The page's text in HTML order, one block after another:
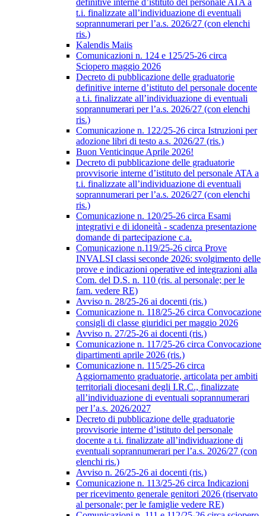
definitive interne d’istituto del personale ATA a
t.i. finalizzate all’individuazione di eventuali
soprannumerari per l’a.s. 2026/27 (con elenchi
ris.)
Kalendis Maiis
Comunicazioni n. 124 e 125/25-26 circa
Sciopero maggio 2026
Decreto di pubblicazione delle graduatorie
definitive interne d’istituto del personale docente
a t.i. finalizzate all’individuazione di eventuali
soprannumerari per l’a.s. 2026/27 (con elenchi
ris.)
Comunicazione n. 122/25-26 circa Istruzioni per
adozione libri di testo a.s. 2026/27 (ris.)
Buon Venticinque Aprile 2026!
Decreto di pubblicazione delle graduatorie
provvisorie interne d’istituto del personale ATA a
t.i. finalizzate all’individuazione di eventuali
soprannumerari per l’a.s. 2026/27 (con elenchi
ris.)
Comunicazione n. 120/25-26 circa Esami
integrativi e di idoneità - scadenza presentazione
domande di partecipazione c.a.
Comunicazione n.119/25-26 circa Prove
INVALSI classi seconde 2026: svolgimento delle
prove e indicazioni operative ed integrazioni alla
Com. del D.S. n. 110 (ris. al personale; per le
fam. vedere RE)
Avviso n. 28/25-26 ai docenti (ris.)
Comunicazione n. 118/25-26 circa Convocazione
consigli di classe giuridici per maggio 2026
Avviso n. 27/25-26 ai docenti (ris.)
Comunicazione n. 117/25-26 circa Convocazione
dipartimenti aprile 2026 (ris.)
Comunicazione n. 115/25-26 circa
Aggiornamento graduatorie, articolata per ambiti
territoriali diocesani degli I.R.C., finalizzate
all’individuazione di eventuali soprannumerari
per l’a.s. 2026/2027
Decreto di pubblicazione delle graduatorie
provvisorie interne d’istituto del personale
docente a t.i. finalizzate all’individuazione di
eventuali soprannumerari per l’a.s. 2026/27 (con
elenchi ris.)
Avviso n. 26/25-26 ai docenti (ris.)
Comunicazione n. 113/25-26 circa Indicazioni
per ricevimento generale genitori 2026 (riservato
al personale; per le famiglie vedere RE)